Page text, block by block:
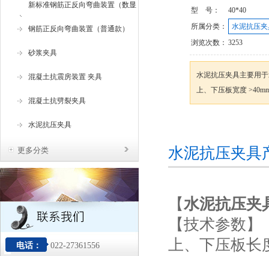
新标准钢筋正反向弯曲装置（数显
角度）
钢筋正反向弯曲装置（普通款）
砂浆夹具
混凝土抗震房装置 夹具
混凝土抗劈裂夹具
水泥抗压夹具
更多分类
电话： 022-27361556
型 号：
40*40
所属分类：
水泥抗压
浏览次数： 3253
水泥抗压夹具主要用
上、下压板宽度
水泥抗压夹具
【水泥抗压夹
【技术参数】
上、下压板